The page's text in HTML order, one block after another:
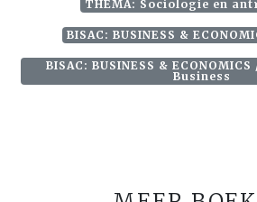
THEMA: Sociologie en
BISAC: BUSINESS &
BISAC: BUSINESS &
Business